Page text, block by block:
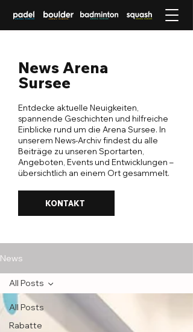
News Arena
Sursee
Entdecke aktuelle Neuigkeiten,
spannende Geschichten und hilfreiche
Einblicke rund um die Arena Sursee. In
unserem News-Archiv findest du alle
Beiträge zu unseren Sportarten,
Angeboten, Events und Entwicklungen –
übersichtlich an einem Ort gesammelt.
KONTAKT
News
All Posts
Rabatte
All Posts